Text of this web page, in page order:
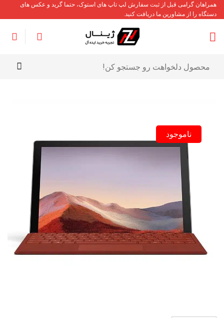
Skip
to
content
همراهان گرامی قبل از ثبت سفارش لپ تاپ های استوک، حتما گرید و عکس های
دستگاه را از مشاورین ما دریافت کنید.
ناموجود